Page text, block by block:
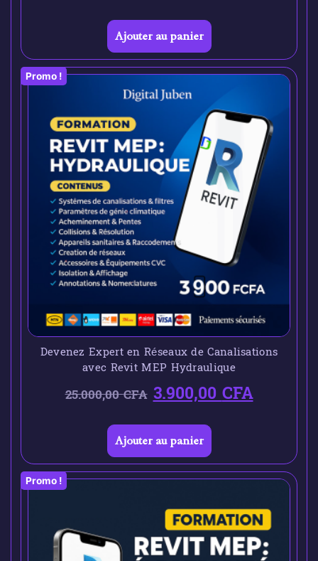
Ajouter au panier
Promo !
Devenez Expert en Réseaux de Canalisations
avec Revit MEP Hydraulique
25.000,00CFA 3.900,00CFA
Ajouter au panier
Promo !